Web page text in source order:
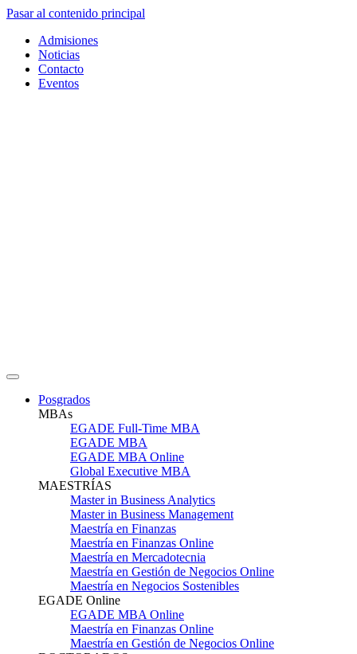
Pasar al contenido principal
Admisiones
Noticias
Contacto
Eventos
Posgrados
MBAs
EGADE Full-Time MBA
EGADE MBA
EGADE MBA Online
Global Executive MBA
MAESTRÍAS
Master in Business Analytics
Master in Business Management
Maestría en Finanzas
Maestría en Finanzas Online
Maestría en Mercadotecnia
Maestría en Gestión de Negocios Online
Maestría en Negocios Sostenibles
EGADE Online
EGADE MBA Online
Maestría en Finanzas Online
Maestría en Gestión de Negocios Online